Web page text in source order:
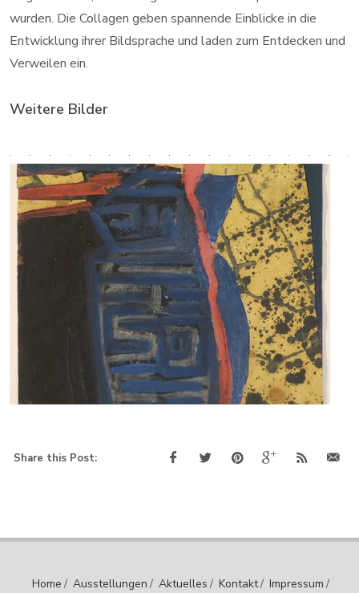
wurden. Die Collagen geben spannende Einblicke in die
Entwicklung ihrer Bildsprache und laden zum Entdecken und
Verweilen ein.
Weitere Bilder
Share this Post:
Home / Ausstellungen / Aktuelles / Kontakt/ Impressum /